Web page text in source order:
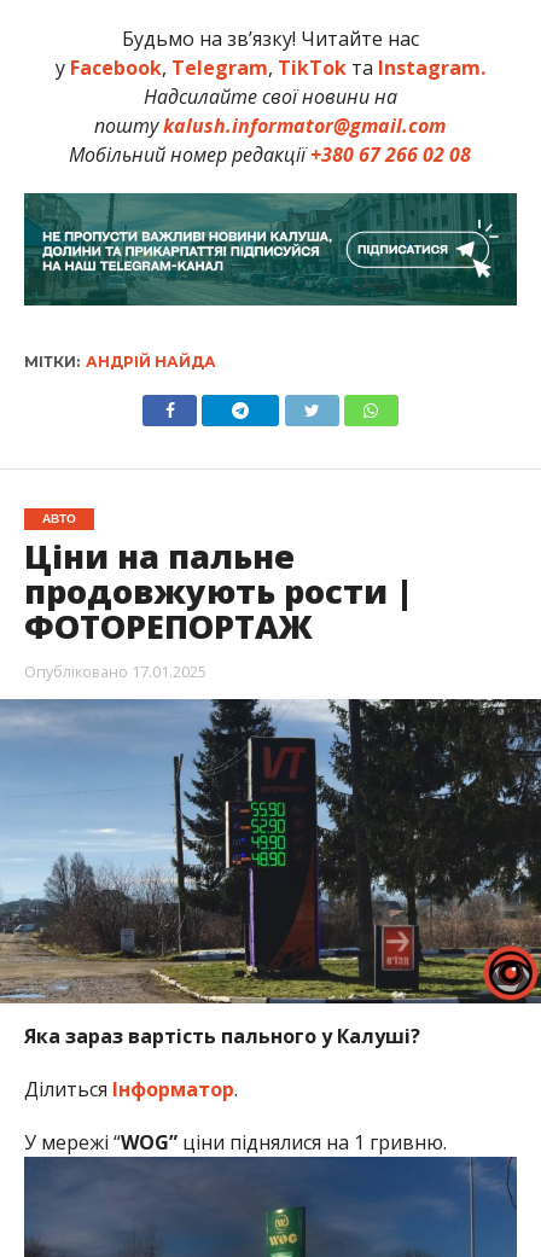
Будьмо на зв’язку! Читайте нас
у Facebook, Telegram, TikTokта Instagram.
Надсилайте свої новини на
поштуkalush.informator@gmail.com
Мобільний номер редакції+380 67 266 02 08
МІТКИ: АНДРІЙ НАЙДА
АВТО
Ціни на пальне
продовжують рости |
ФОТОРЕПОРТАЖ
Опубліковано 17.01.2025
Яка зараз вартість пального у Калуші?
Ділиться Інформатор.
У мережі “WOG”ціни піднялися на 1 гривню.